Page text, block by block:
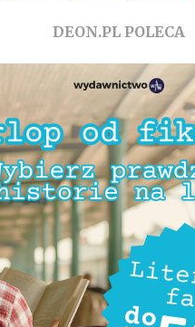
DEON.PL POLECA